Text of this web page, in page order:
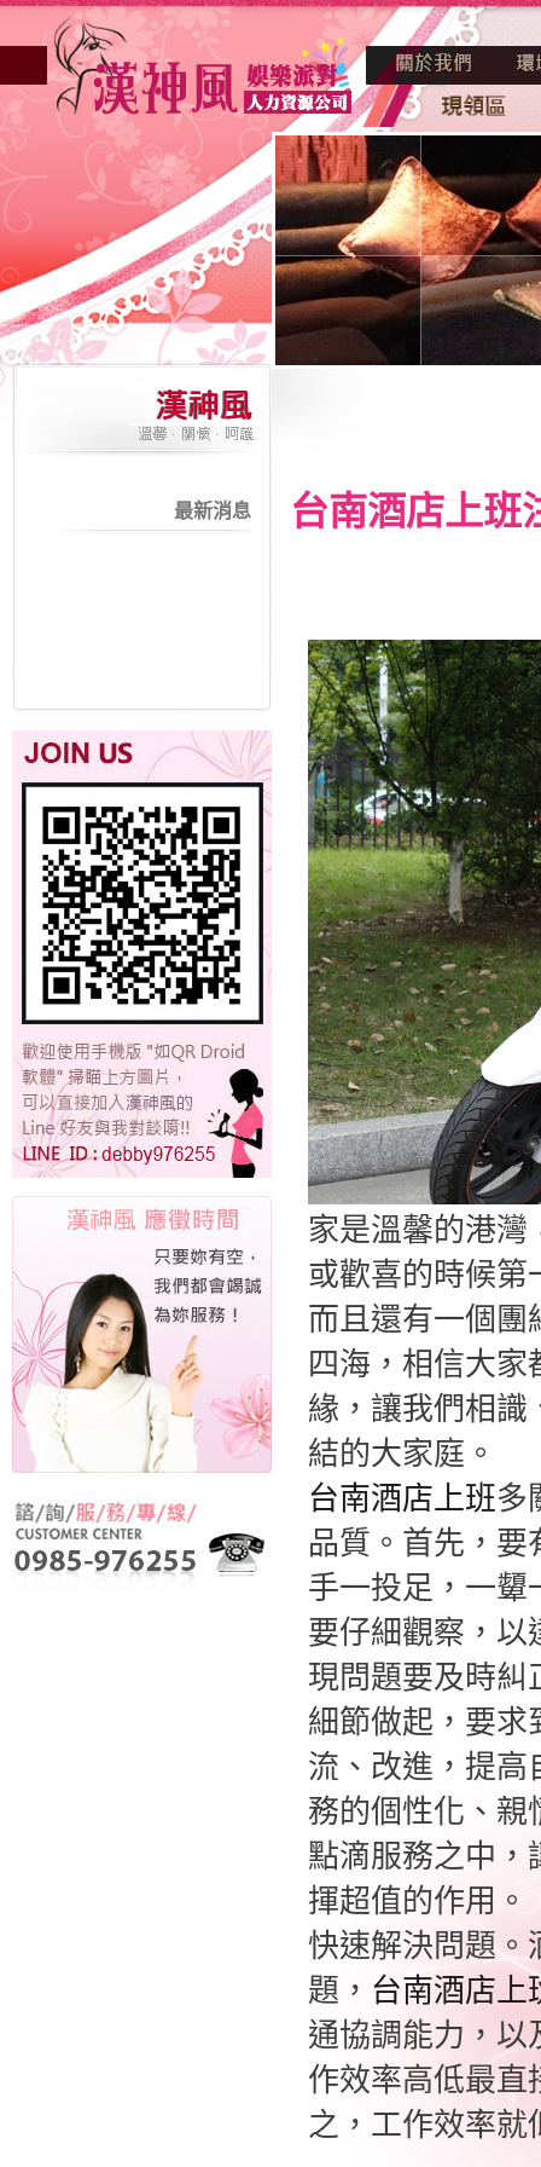
最新消息 台南酒店上班
家是溫馨的港灣
或歡喜的時候第
而且還有一個團
四海，相信大家
緣，讓我們相識
結的大家庭。
台南酒店上班多
品質。首先，
手一投足，一顰
要仔細觀察，以
現問題要及時糾
細節做起，要求
流、改進，提高
務的個性化、親
點滴服務之中，
揮超值的作用。
快速解決問題。
題， 台南酒店上
通協調能力，以
作效率高低最直
之，工作效率就